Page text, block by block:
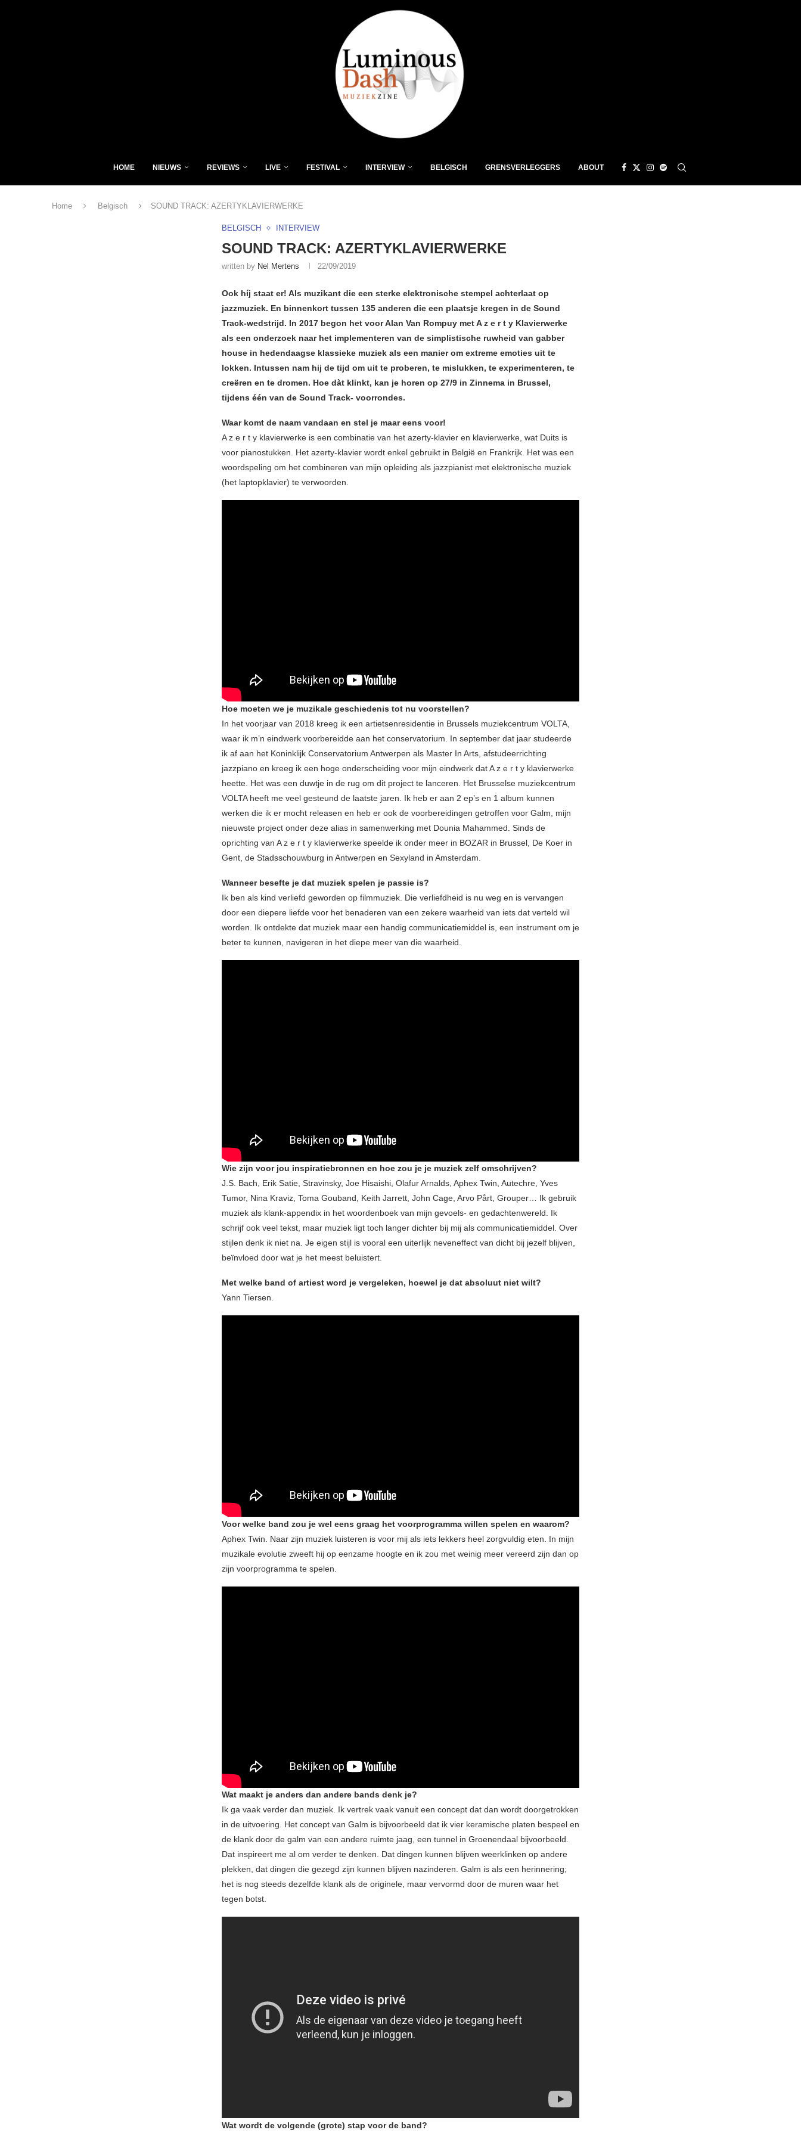
HOME NIEUWS REVIEWS LIVE FESTIVAL INTERVIEW BELGISCH GRENSVERLEGGERS ABOUT
Home Belgisch SOUND TRACK: AZERTYKLAVIERWERKE
BELGISCH INTERVIEW
SOUND TRACK: AZERTYKLAVIERWERKE
written by Nel Mertens 22/09/2019
Ook híj staat er! Als muzikant die een sterke elektronische stempel achterlaat op
jazzmuziek. En binnenkort tussen 135 anderen die een plaatsje kregen in de Sound
Track-wedstrijd. In 2017 begon het voor Alan Van Rompuy met A z e r t y Klavierwerke
als een onderzoek naar het implementeren van de simplistische ruwheid van gabber
house in hedendaagse klassieke muziek als een manier om extreme emoties uit te
lokken. Intussen nam hij de tijd om uit te proberen, te mislukken, te experimenteren, te
creëren en te dromen. Hoe dàt klinkt, kan je horen op 27/9 in Zinnema in Brussel,
tijdens één van de Sound Track- voorrondes.
Waar komt de naam vandaan en stel je maar eens voor!
A z e r t y klavierwerke is een combinatie van het azerty-klavier en klavierwerke, wat Duits is
voor pianostukken. Het azerty-klavier wordt enkel gebruikt in België en Frankrijk. Het was een
woordspeling om het combineren van mijn opleiding als jazzpianist met elektronische muziek
(het laptopklavier) te verwoorden.
Hoe moeten we je muzikale geschiedenis tot nu voorstellen?
In het voorjaar van 2018 kreeg ik een artietsenresidentie in Brussels muziekcentrum VOLTA,
waar ik m’n eindwerk voorbereidde aan het conservatorium. In september dat jaar studeerde
ik af aan het Koninklijk Conservatorium Antwerpen als Master In Arts, afstudeerrichting
jazzpiano en kreeg ik een hoge onderscheiding voor mijn eindwerk dat A z e r t y klavierwerke
heette. Het was een duwtje in de rug om dit project te lanceren. Het Brusselse muziekcentrum
VOLTA heeft me veel gesteund de laatste jaren. Ik heb er aan 2 ep’s en 1 album kunnen
werken die ik er mocht releasen en heb er ook de voorbereidingen getroffen voor Galm, mijn
nieuwste project onder deze alias in samenwerking met Dounia Mahammed. Sinds de
oprichting van A z e r t y klavierwerke speelde ik onder meer in BOZAR in Brussel, De Koer in
Gent, de Stadsschouwburg in Antwerpen en Sexyland in Amsterdam.
Wanneer besefte je dat muziek spelen je passie is?
Ik ben als kind verliefd geworden op filmmuziek. Die verliefdheid is nu weg en is vervangen
door een diepere liefde voor het benaderen van een zekere waarheid van iets dat verteld wil
worden. Ik ontdekte dat muziek maar een handig communicatiemiddel is, een instrument om je
beter te kunnen, navigeren in het diepe meer van die waarheid.
Wie zijn voor jou inspiratiebronnen en hoe zou je je muziek zelf omschrijven?
J.S. Bach, Erik Satie, Stravinsky, Joe Hisaishi, Olafur Arnalds, Aphex Twin, Autechre, Yves
Tumor, Nina Kraviz, Toma Gouband, Keith Jarrett, John Cage, Arvo Pårt, Grouper… Ik gebruik
muziek als klank-appendix in het woordenboek van mijn gevoels- en gedachtenwereld. Ik
schrijf ook veel tekst, maar muziek ligt toch langer dichter bij mij als communicatiemiddel. Over
stijlen denk ik niet na. Je eigen stijl is vooral een uiterlijk neveneffect van dicht bij jezelf blijven,
beïnvloed door wat je het meest beluistert.
Met welke band of artiest word je vergeleken, hoewel je dat absoluut niet wilt?
Yann Tiersen.
Voor welke band zou je wel eens graag het voorprogramma willen spelen en waarom?
Aphex Twin. Naar zijn muziek luisteren is voor mij als iets lekkers heel zorgvuldig eten. In mijn
muzikale evolutie zweeft hij op eenzame hoogte en ik zou met weinig meer vereerd zijn dan op
zijn voorprogramma te spelen.
Wat maakt je anders dan andere bands denk je?
Ik ga vaak verder dan muziek. Ik vertrek vaak vanuit een concept dat dan wordt doorgetrokken
in de uitvoering. Het concept van Galm is bijvoorbeeld dat ik vier keramische platen bespeel en
de klank door de galm van een andere ruimte jaag, een tunnel in Groenendaal bijvoorbeeld.
Dat inspireert me al om verder te denken. Dat dingen kunnen blijven weerklinken op andere
plekken, dat dingen die gezegd zijn kunnen blijven nazinderen. Galm is als een herinnering;
het is nog steeds dezelfde klank als de originele, maar vervormd door de muren waar het
tegen botst.
Wat wordt de volgende (grote) stap voor de band?